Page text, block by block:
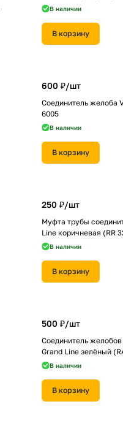
В наличии
В корзину
600 ₽/шт
Соединитель желоба
6005
В наличии
В корзину
250 ₽/шт
Муфта трубы
Line коричневая (RR
В наличии
В корзину
500 ₽/шт
Соединитель
Grand Line зелёный
В наличии
В корзину